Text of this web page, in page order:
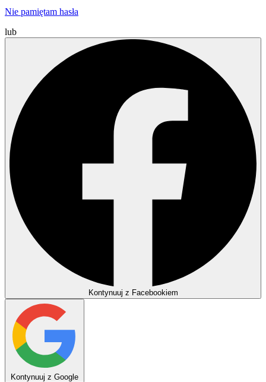
Nie pamiętam hasła
lub
Kontynuuj z Facebookiem
Kontynuuj z Google